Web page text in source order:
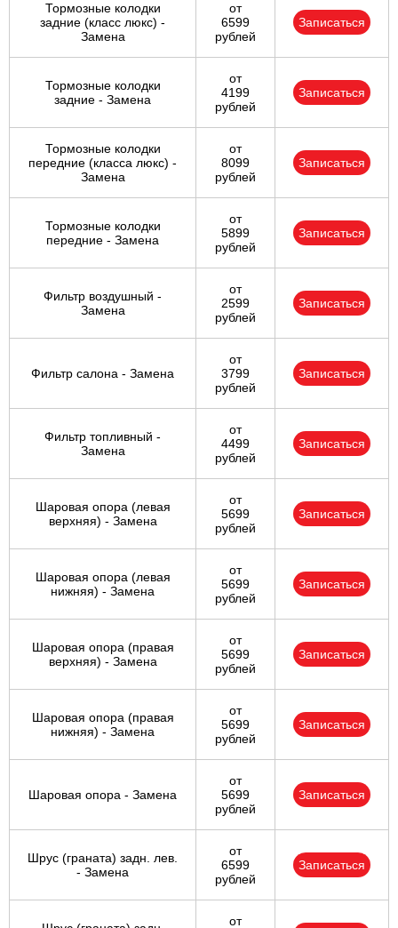
Тормозные колодки
задние (класс люкс) -
Замена
от
6599
рублей
Записаться
Тормозные колодки
задние - Замена
от
4199
рублей
Записаться
Тормозные колодки
передние (класса люкс) -
Замена
от
8099
рублей
Записаться
Тормозные колодки
передние - Замена
от
5899
рублей
Записаться
Фильтр воздушный -
Замена
от
2599
рублей
Записаться
Фильтр салона - Замена
от
3799
рублей
Записаться
Фильтр топливный -
Замена
от
4499
рублей
Записаться
Шаровая опора (левая
верхняя) - Замена
от
5699
рублей
Записаться
Шаровая опора (левая
нижняя) - Замена
от
5699
рублей
Записаться
Шаровая опора (правая
верхняя) - Замена
от
5699
рублей
Записаться
Шаровая опора (правая
нижняя) - Замена
от
5699
рублей
Записаться
Шаровая опора - Замена
от
5699
рублей
Записаться
Шрус (граната) задн. лев.
- Замена
от
6599
рублей
Записаться
от